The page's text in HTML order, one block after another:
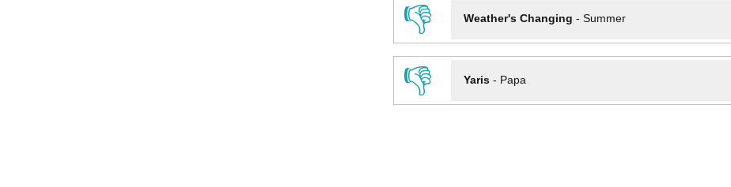
👎
Weather's Changing - Summer
👎
Yaris- Papa